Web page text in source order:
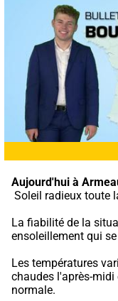
Aujourd'hui à
Soleil radieux toute
La fiabilité de la
ensoleillement qui
Les températures
chaudes l'après-midi
normale.